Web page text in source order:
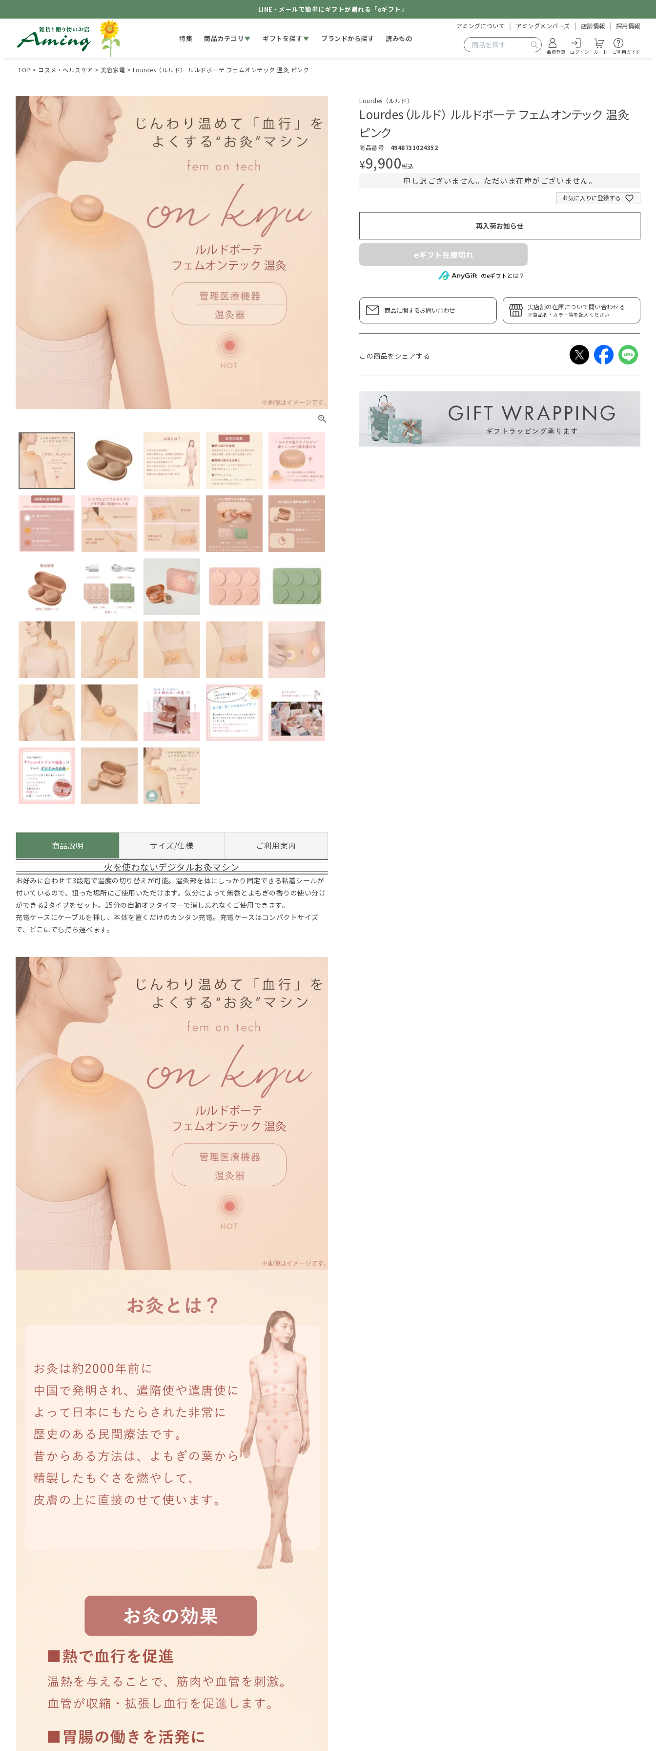
LINE・メールで簡単にギフトが贈れる「eギフト」
特集 商品カテゴリ ギフトを探す ブランドから探す 読みもの
アミングについて アミングメンバーズ 店舗情報 採用情報
会員登録 ログイン カート ご利用ガイド
TOP コスメ・ヘルスケア 美容家電 Lourdes（ルルド） ルルドボーテ フェムオンテック 温灸 ピンク
商品説明 サイズ/仕様 ご利用案内
火を使わないデジタルお灸マシン
お好みに合わせて3段階で温度の切り替えが可能。温灸部を体にしっかり固定できる粘着シールが
付いているので、狙った場所にご使用いただけます。気分によって無香とよもぎの香りの使い分け
ができる2タイプをセット。15分の自動オフタイマーで消し忘れなくご使用できます。
充電ケースにケーブルを挿し、本体を置くだけのカンタン充電。充電ケースはコンパクトサイズ
で、どこにでも持ち運べます。
Lourdes（ルルド）
Lourdes（ルルド） ルルドボーテ フェムオンテック 温灸
ピンク
商品番号 4948731024352
¥9,900税込
申し訳ございません。ただいま在庫がございません。
お気に入りに登録する
再入荷お知らせ
eギフト在庫切れ
のeギフトとは？
商品に関するお問い合わせ 実店舗の在庫について問い合わせる
※商品名・カラー等を記入ください
この商品をシェアする